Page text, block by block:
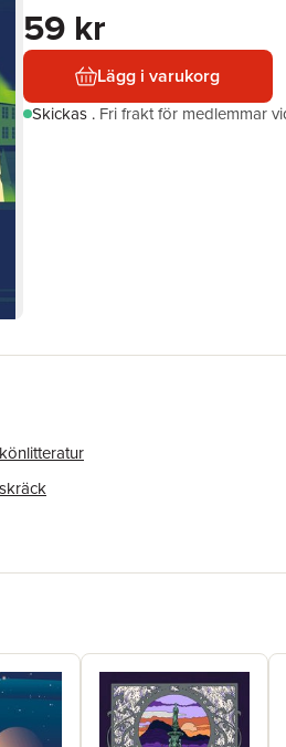
59 kr
Lägg i varukorg
Skickas . Fri frakt för medlemmar